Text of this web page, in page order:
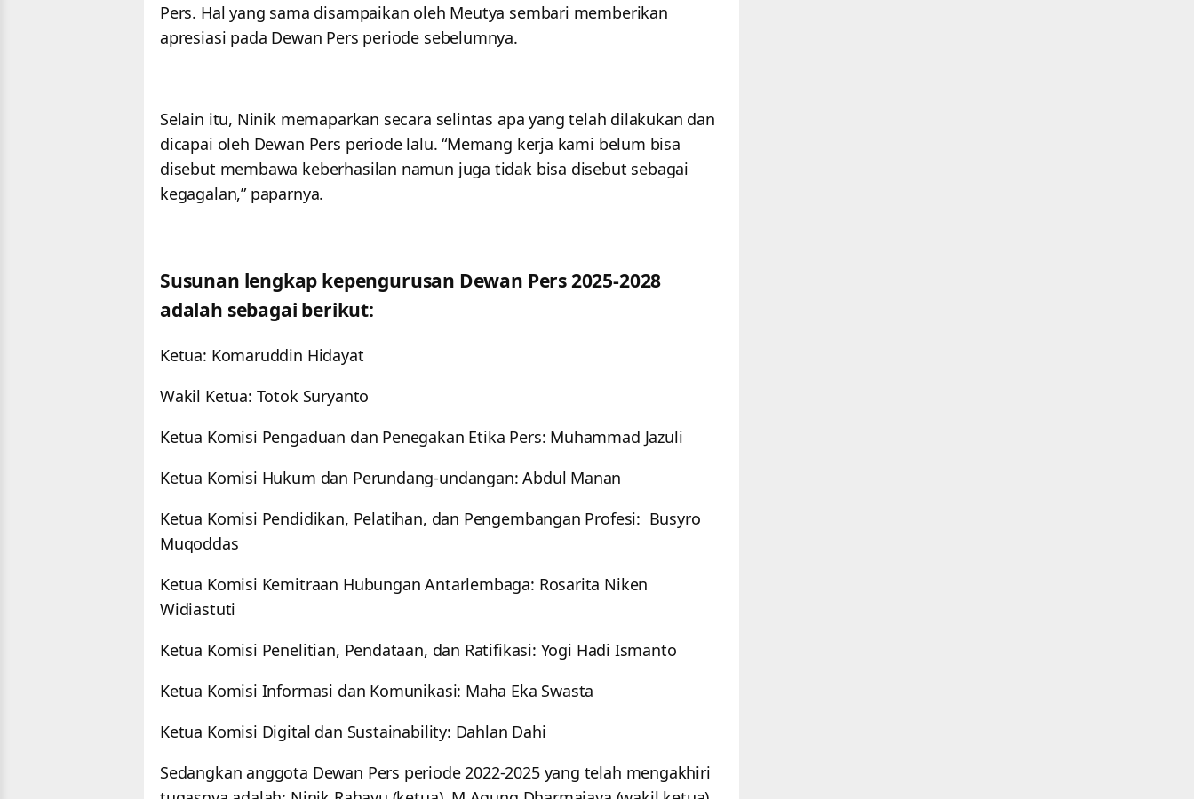
Pers. Hal yang sama disampaikan oleh Meutya sembari memberikan
apresiasi pada Dewan Pers periode sebelumnya.
Selain itu, Ninik memaparkan secara selintas apa yang telah dilakukan dan
dicapai oleh Dewan Pers periode lalu. “Memang kerja kami belum bisa
disebut membawa keberhasilan namun juga tidak bisa disebut sebagai
kegagalan,” paparnya.
Susunan lengkap kepengurusan Dewan Pers 2025-2028
adalah sebagai berikut:
Ketua: Komaruddin Hidayat
Wakil Ketua: Totok Suryanto
Ketua Komisi Pengaduan dan Penegakan Etika Pers: Muhammad Jazuli
Ketua Komisi Hukum dan Perundang-undangan: Abdul Manan
Ketua Komisi Pendidikan, Pelatihan, dan Pengembangan Profesi: Busyro
Muqoddas
Ketua Komisi Kemitraan Hubungan Antarlembaga: Rosarita Niken
Widiastuti
Ketua Komisi Penelitian, Pendataan, dan Ratifikasi: Yogi Hadi Ismanto
Ketua Komisi Informasi dan Komunikasi: Maha Eka Swasta
Ketua Komisi Digital dan Sustainability: Dahlan Dahi
Sedangkan anggota Dewan Pers periode 2022-2025 yang telah mengakhiri